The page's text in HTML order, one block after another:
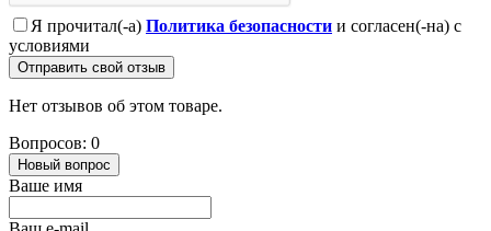
Я прочитал(-а) Политика безопасности и согласен(-на) с
условиями
Отправить свой отзыв
Нет отзывов об этом товаре.
Вопросов: 0
Новый вопрос
Ваше имя